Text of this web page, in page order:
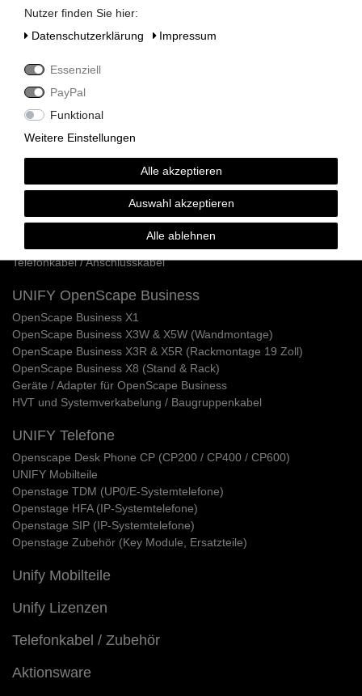
Siemens HiPath 3300 / 3500
Siemens HiPath 3800
Siemens HiPath Systemverkabelung
Siemens HiPath Dect Sender
Siemens HiPath MMC Karten
Siemens Optipoint 500 / Optiset Systemtelefone
Siemens Optipoint 500 Telefone
Siemens Optipoint 500 Zubehör & Ersatzteile
Siemens Optipoint 500 Adapter
Siemens Optipoint 500 Ersatzdisplays
Siemens Optiset E Telefone & Zubehör
Telefonkabel / Anschlusskabel
UNIFY OpenScape Business
OpenScape Business X1
OpenScape Business X3W & X5W (Wandmontage)
OpenScape Business X3R & X5R (Rackmontage 19 Zoll)
OpenScape Business X8 (Stand & Rack)
Geräte / Adapter für OpenScape Business
HVT und Systemverkabelung / Baugruppenkabel
UNIFY Telefone
Openscape Desk Phone CP (CP200 / CP400 / CP600)
UNIFY Mobilteile
Openstage TDM (UP0/E-Systemtelefone)
Openstage HFA (IP-Systemtelefone)
Openstage SIP (IP-Systemtelefone)
Openstage Zubehör (Key Module, Ersatzteile)
Unify Mobilteile
Unify Lizenzen
Telefonkabel / Zubehör
Aktionsware
Nutzer finden Sie hier:
Daten­schutz­erklärung
Impressum
Essenziell
PayPal
Funktional
Weitere Einstellungen
Alle akzeptieren
Auswahl akzeptieren
Alle ablehnen